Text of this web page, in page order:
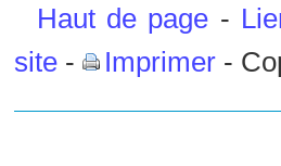
Haut de page -
site- Imprimer-